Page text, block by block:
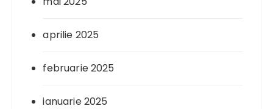
aprilie 2025
februarie 2025
ianuarie 2025